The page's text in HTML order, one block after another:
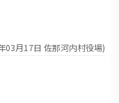
03月17日 佐那河内村役場)